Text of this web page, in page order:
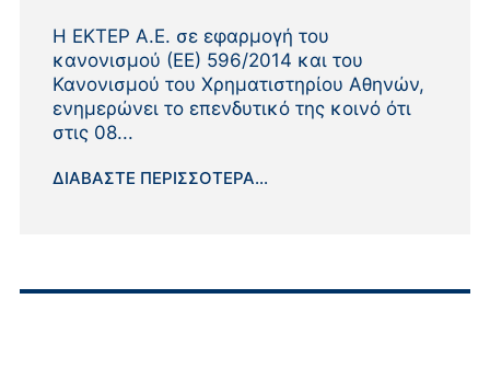
Η ΕΚΤΕΡ Α.Ε. σε εφαρμογή του
κανονισμού (ΕΕ) 596/2014 και του
Κανονισμού του Χρηματιστηρίου Αθηνών,
ενημερώνει το επενδυτικό της κοινό ότι
στις 08...
ΔΙΑΒΆΣΤΕ ΠΕΡΙΣΣΌΤΕΡΑ...